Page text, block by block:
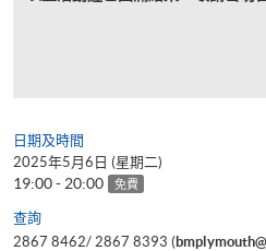
日期及時間
2025年5月6日 (星期二)
19:00 - 20:00 免費
查詢
2867 8462/ 2867 8393 (